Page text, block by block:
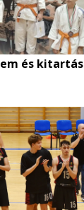
és kitartás